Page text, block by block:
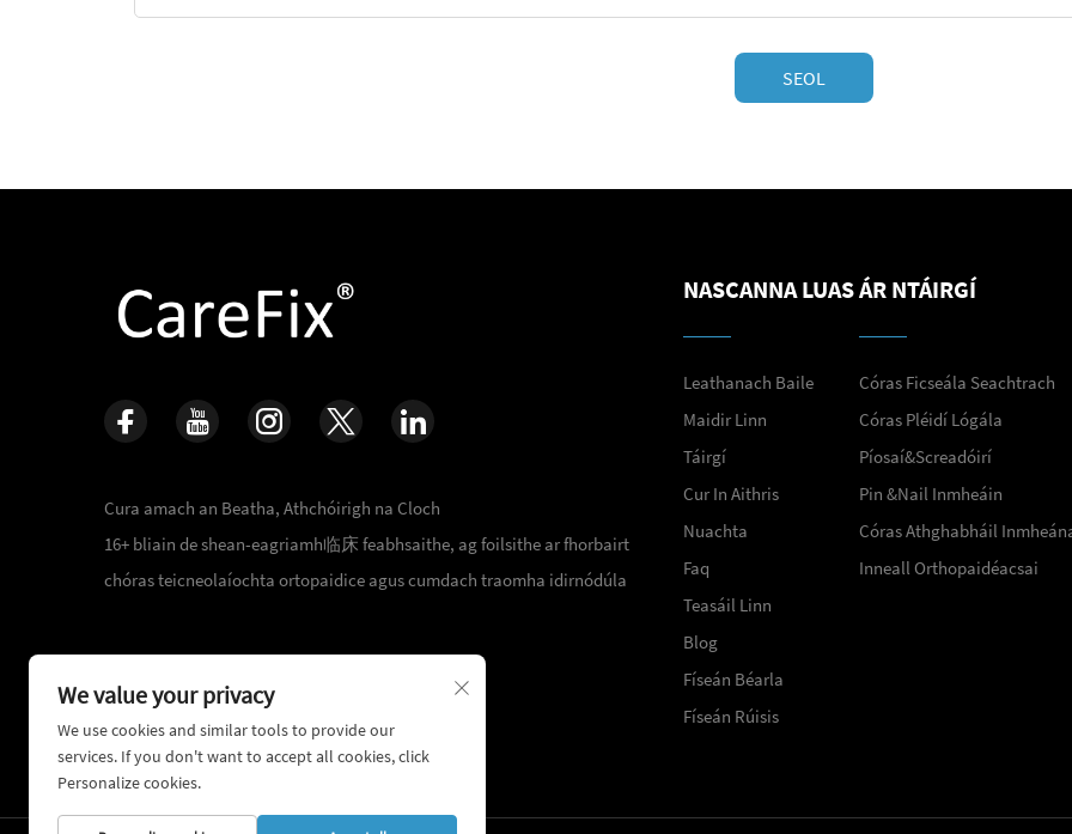
SEOL
Cura amach an Beatha, Athchóirigh na Cloch
16+ bliain de shean-eagriamh临床 feabhsaithe, ag foilsithe ar fhorbairt
chóras teicneolaíochta ortopaidice agus cumdach traomha idirnódúla
NASCANNA LUAS
Leathanach Baile
Maidir Linn
Táirgí
Cur In Aithris
Nuachta
Faq
Teasáil Linn
Blog
Físeán Béarla
Físeán Rúisis
ÁR NTÁIRGÍ
Córas Ficseála Seachtrach
Córas Pléidí Lógála
Píosaí&Screadóirí
Pin &Nail Inmheáin
Córas Athghabháil
Inneall Orthopaidéacsai
We value your privacy
We use cookies and similar tools to provide our
services. If you don't want to accept all cookies, click
Personalize cookies.